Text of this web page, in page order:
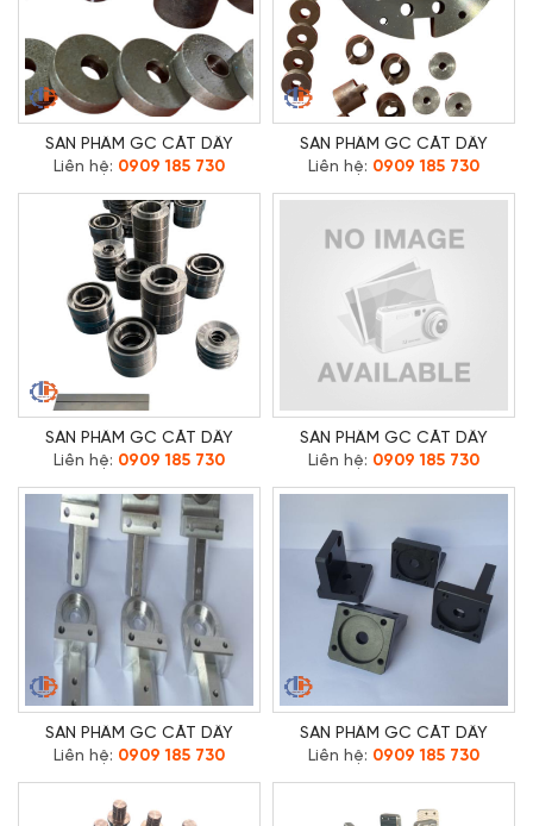
SẢN PHẨM GC CẮT DÂY
Liên hệ: 0909 185 730
SẢN PHẨM GC CẮT DÂY
Liên hệ: 0909 185 730
SẢN PHẨM GC CẮT DÂY
Liên hệ: 0909 185 730
SẢN PHẨM GC CẮT DÂY
Liên hệ: 0909 185 730
SẢN PHẨM GC CẮT DÂY
Liên hệ: 0909 185 730
SẢN PHẨM GC CẮT DÂY
Liên hệ: 0909 185 730